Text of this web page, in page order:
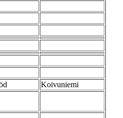
Koivuniemi